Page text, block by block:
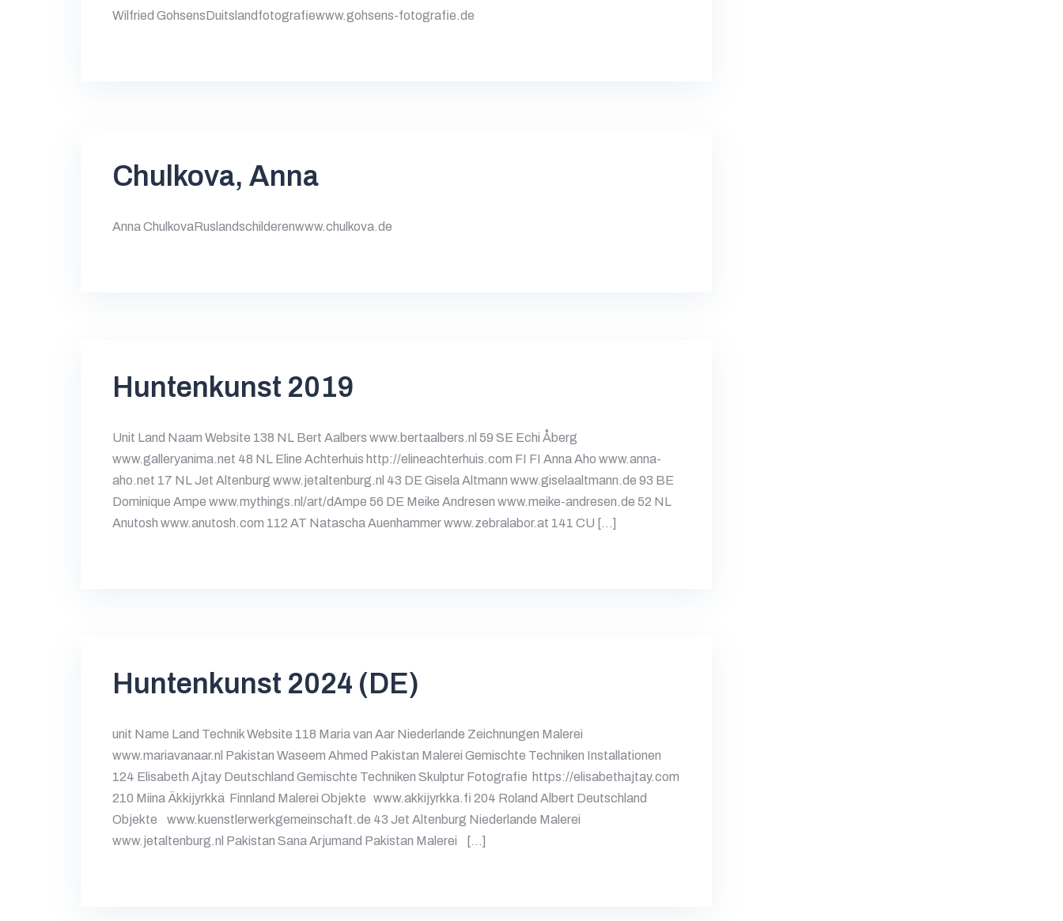
Wilfried GohsensDuitslandfotografiewww.gohsens-fotografie.de
Chulkova, Anna
Anna ChulkovaRuslandschilderenwww.chulkova.de
Huntenkunst 2019
Unit Land Naam Website 138 NL Bert Aalbers www.bertaalbers.nl 59 SE Echi Åberg
www.galleryanima.net 48 NL Eline Achterhuis http://elineachterhuis.com FI FI Anna Aho www.anna-
aho.net 17 NL Jet Altenburg www.jetaltenburg.nl 43 DE Gisela Altmann www.giselaaltmann.de 93 BE
Dominique Ampe www.mythings.nl/art/dAmpe 56 DE Meike Andresen www.meike-andresen.de 52 NL
Anutosh www.anutosh.com 112 AT Natascha Auenhammer www.zebralabor.at 141 CU […]
Huntenkunst 2024 (DE)
unit Name Land Technik Website 118 Maria van Aar Niederlande Zeichnungen Malerei
www.mariavanaar.nl Pakistan Waseem Ahmed Pakistan Malerei Gemischte Techniken Installationen
124 Elisabeth Ajtay Deutschland Gemischte Techniken Skulptur Fotografie https://elisabethajtay.com
210 Miina Äkkijyrkkä Finnland Malerei Objekte www.akkijyrkka.fi 204 Roland Albert Deutschland
Objekte www.kuenstlerwerkgemeinschaft.de 43 Jet Altenburg Niederlande Malerei
www.jetaltenburg.nl Pakistan Sana Arjumand Pakistan Malerei […]